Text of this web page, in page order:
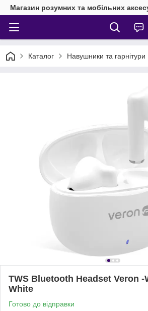
Магазин розумних та мобільних
Каталог Навушники та гарнітури
TWS Bluetooth Headset Veron
White
Готово до відправки